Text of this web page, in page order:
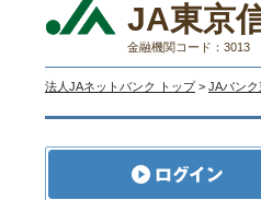
JA東京
金融機関コード：3013
法人JAネットバンク トップ > JAバンク